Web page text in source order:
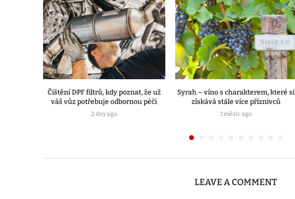
Čištění DPF filtrů, kdy poznat, že už
váš vůz potřebuje odbornou péči
2 dny ago
Syrah – víno s charakterem, které si
získává stále více příznivců
1 měsíc ago
LEAVE A COMMENT